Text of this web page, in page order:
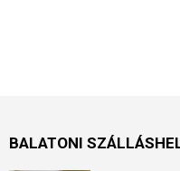
BALATONI